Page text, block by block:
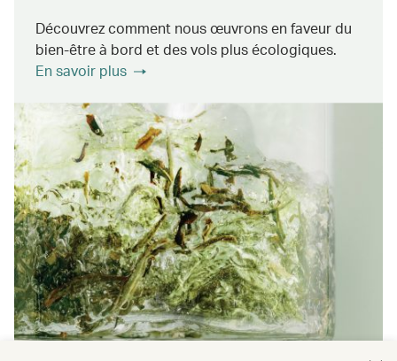
Découvrez comment nous œuvrons en faveur du
bien-être à bord et des vols plus écologiques.
En savoir plus